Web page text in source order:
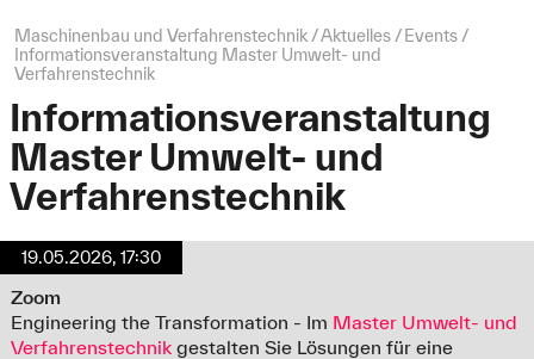
des
Menüs
Seitenpfad:
Maschinenbau und Verfahrenstechnik Aktuelles
Events
Informationsveranstaltung Master Umwelt- und
Verfahrenstechnik
Informationsveranstaltung
Master Umwelt- und
Verfahrenstechnik
19.05.2026, 17:30
Zoom
Engineering the Transformation - Im Master Umwelt- und
Verfahrenstechnikgestalten Sie Lösungen für eine